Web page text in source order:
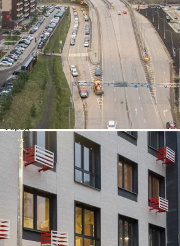
Характеристики
О помещении
Где находится
Контакты
Другие объявления
Характеристики помещения
№ объявления
101742
Дата размещения
13.12.2022
Город
Звенигород
Адрес
Лапинский переулок, д.28Г
Расположено
Этаж
Предлагается
Аренда
Желаемый / подходящий вид деятельности
Не указано